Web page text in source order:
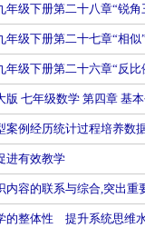
年级下册第二十八章“锐
年级下册第二十七章“相似
年级下册第二十六章“反比
版 七年级数学 第四章 基
案例经历统计过程培养数
进有效教学
内容的联系与综合,突出重
的整体性 提升系统思维